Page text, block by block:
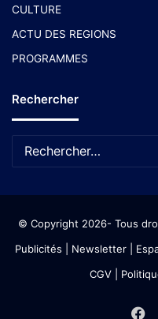
CULTURE
ACTU DES REGIONS
PROGRAMMES
Rechercher
© Copyright 2026- Tous
Publicités
Newsletter|
CGV|